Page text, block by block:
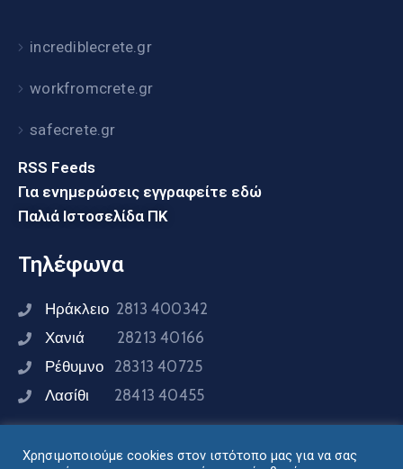
incrediblecrete.gr
workfromcrete.gr
safecrete.gr
RSS Feeds
Για ενημερώσεις εγγραφείτε εδώ
Παλιά Ιστοσελίδα ΠΚ
Τηλέφωνα
Ηράκλειο 2813 400342
Χανιά 28213 40166
Ρέθυμνο 28313 40725
Λασίθι 28413 40455
Χρησιμοποιούμε cookies στον ιστότοπο μας για να σας